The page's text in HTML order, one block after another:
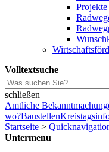
Volltextsuche
schließen
Amtliche
wo?Baustellen
Startseite >
Untermenu